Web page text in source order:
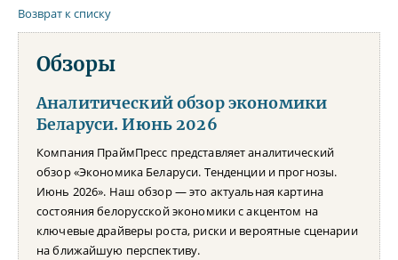
Возврат к списку
Обзоры
Аналитический обзор экономики
Беларуси. Июнь 2026
Компания ПраймПресс представляет аналитический
обзор «Экономика Беларуси. Тенденции и прогнозы.
Июнь 2026». Наш обзор — это актуальная картина
состояния белорусской экономики с акцентом на
ключевые драйверы роста, риски и вероятные сценарии
на ближайшую перспективу.